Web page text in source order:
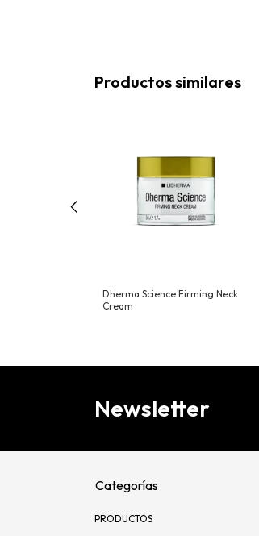
Productos similares
Dherma Science Firming Neck
Cream
Newsletter
Categorías
PRODUCTOS